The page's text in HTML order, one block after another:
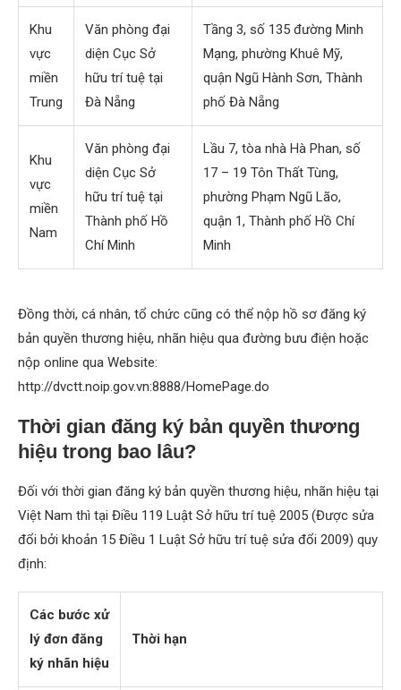
Khu
vực
miền
Trung
Văn phòng đại
diện Cục Sở
hữu trí tuệ tại
Đà Nẵng
Tầng 3, số 135 đường Minh
Mạng, phường Khuê Mỹ,
quận Ngũ Hành Sơn, Thành
phố Đà Nẵng
Khu
vực
miền
Nam
Văn phòng đại
diện Cục Sở
hữu trí tuệ tại
Thành phố Hồ
Chí Minh
Lầu 7, tòa nhà Hà Phan, số
17 – 19 Tôn Thất Tùng,
phường Phạm Ngũ Lão,
quận 1, Thành phố Hồ Chí
Minh
Đồng thời, cá nhân, tổ chức cũng có thể nộp hồ sơ đăng ký
bản quyền thương hiệu, nhãn hiệu qua đường bưu điện hoặc
nộp online qua Website:
http://dvctt.noip.gov.vn:8888/HomePage.do
Thời gian đăng ký bản quyền thương
hiệu trong bao lâu?
Đối với thời gian đăng ký bản quyền thương hiệu, nhãn hiệu tại
Việt Nam thì tại Điều 119 Luật Sở hữu trí tuệ 2005 (Được sửa
đổi bởi khoản 15 Điều 1 Luật Sở hữu trí tuệ sửa đổi 2009) quy
định:
Các bước xử
lý đơn đăng
ký nhãn hiệu
Thời hạn